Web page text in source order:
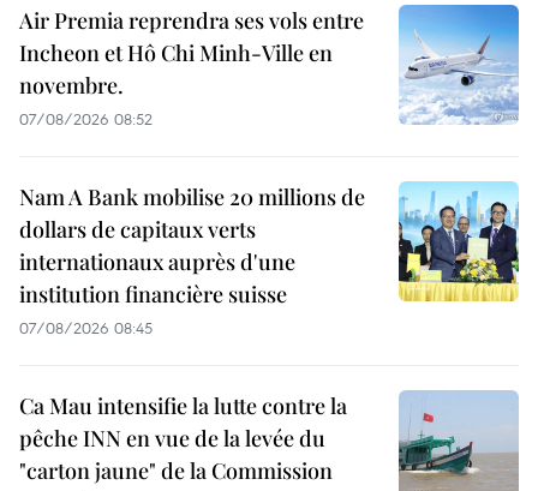
Air Premia reprendra ses vols entre
Incheon et Hô Chi Minh-Ville en
novembre.
07/08/2026 08:52
Nam A Bank mobilise 20 millions de
dollars de capitaux verts
internationaux auprès d'une
institution financière suisse
07/08/2026 08:45
Ca Mau intensifie la lutte contre la
pêche INN en vue de la levée du
"carton jaune" de la Commission